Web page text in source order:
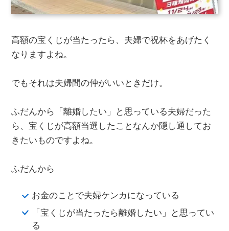
高額の宝くじが当たったら、夫婦で祝杯をあげたく
なりますよね。
でもそれは夫婦間の仲がいいときだけ。
ふだんから「離婚したい」と思っている夫婦だった
ら、宝くじが高額当選したことなんか隠し通してお
きたいものですよね。
ふだんから
お金のことで夫婦ケンカになっている
「宝くじが当たったら離婚したい」と思ってい
る